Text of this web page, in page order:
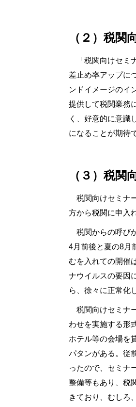
（２）税関
「税関向けセミ
差止め率アップに
ンドイメージのイ
提供して税関業務
く、好意的に意識
になることが期待
（３）税関
税関向けセミナ
方から税関に申入
税関からの呼び
4月前後と夏の8月
むを入れての開催
ナウイルスの要因
ら、徐々に正常化
税関向けセミナ
わせを実施する形
ホテル等の会場を
パタンがある。従
ったので、セミナ
整備等もあり、税
きており、むしろ